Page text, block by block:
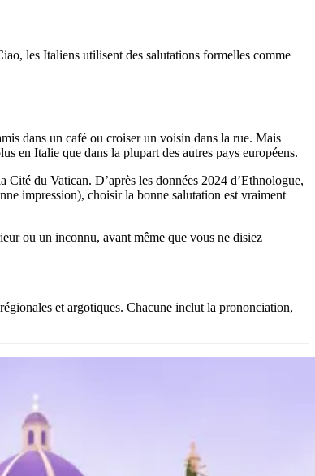
les Italiens utilisent des salutations formelles comme
dans un café ou croiser un voisin dans la rue. Mais
en Italie que dans la plupart des autres pays européens.
du Vatican. D’après les données 2024 d’Ethnologue,
impression), choisir la bonne salutation est vraiment
ou un inconnu, avant même que vous ne disiez
et argotiques. Chacune inclut la prononciation,